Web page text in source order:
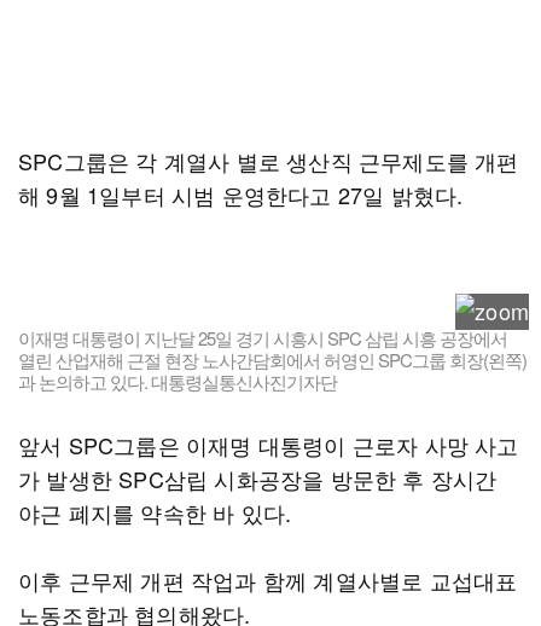
SPC그룹은 각 계열사 별로 생산직 근무제도를 개편
해 9월 1일부터 시범 운영한다고 27일 밝혔다.
이재명 대통령이 지난달 25일 경기 시흥시 SPC 삼립 시흥 공장에서
열린 산업재해 근절 현장 노사간담회에서 허영인 SPC그룹 회장(왼쪽)
과 논의하고 있다. 대통령실통신사진기자단
앞서 SPC그룹은 이재명 대통령이 근로자 사망 사고
가 발생한 SPC삼립 시화공장을 방문한 후 장시간
야근 폐지를 약속한 바 있다.
이후 근무제 개편 작업과 함께 계열사별로 교섭대표
노동조합과 협의해왔다.